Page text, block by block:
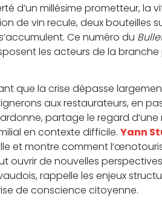
d’un millésime prometteur, la
de vin recule, deux bouteilles
Ce numéro du
les acteurs de la
que la crise dépasse
aux restaurateurs, en
partage le regard d’une
en contexte difficile. Yann
et montre comment
ouvrir de nouvelles
rappelle les enjeux
de conscience citoyenne.